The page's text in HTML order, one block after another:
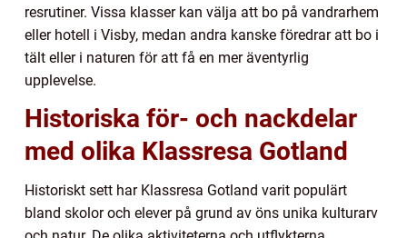
resrutiner. Vissa klasser kan välja att bo på vandrarhem
eller hotell i Visby, medan andra kanske föredrar att bo i
tält eller i naturen för att få en mer äventyrlig
upplevelse.
Historiska för- och nackdelar
med olika Klassresa Gotland
Historiskt sett har Klassresa Gotland varit populärt
bland skolor och elever på grund av öns unika kulturarv